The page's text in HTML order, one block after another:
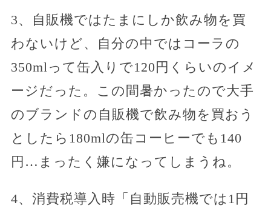
3、自販機ではたまにしか飲み物を買
わないけど、自分の中ではコーラの
350mlって缶入りで120円くらいのイメ
ージだった。この間暑かったので大手
のブランドの自販機で飲み物を買おう
としたら180mlの缶コーヒーでも140
円…まったく嫌になってしまうね。
4、消費税導入時「自動販売機では1円